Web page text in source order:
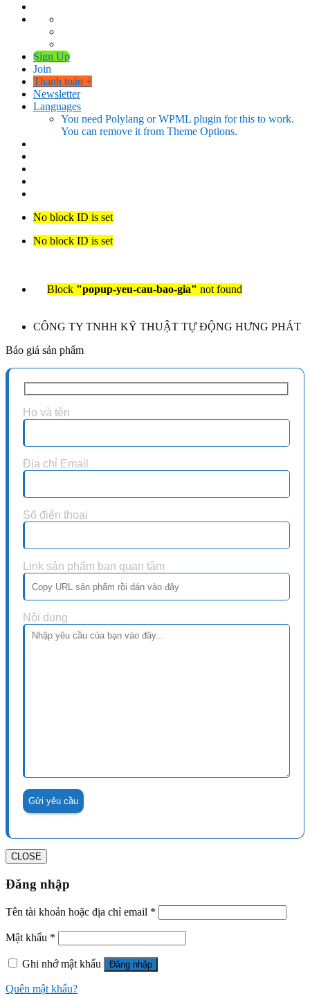
Sign Up
Join
Thanh toán +
Newsletter
Languages
You need Polylang or WPML plugin for this to work.
You can remove it from Theme Options.
No block ID is set
No block ID is set
Block "popup-yeu-cau-bao-gia" not found
CÔNG TY TNHH KỸ THUẬT TỰ ĐỘNG HƯNG PHÁT
Báo giá sản phẩm
Họ và tên
Địa chỉ Email
Số điện thoại
Link sản phẩm bạn quan tâm
Nội dung
CLOSE
Đăng nhập
Tên tài khoản hoặc địa chỉ email *
Mật khẩu *
Ghi nhớ mật khẩu Đăng nhập
Quên mật khẩu?